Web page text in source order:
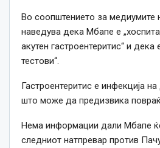
Во соопштението за медиумите
наведува дека Мбапе е
акутен гастроентеритис“ и
тестови“.
Гастроентеритис е инфекција
што може да предизвика
Нема информации дали Мбапе
следниот натпревар против